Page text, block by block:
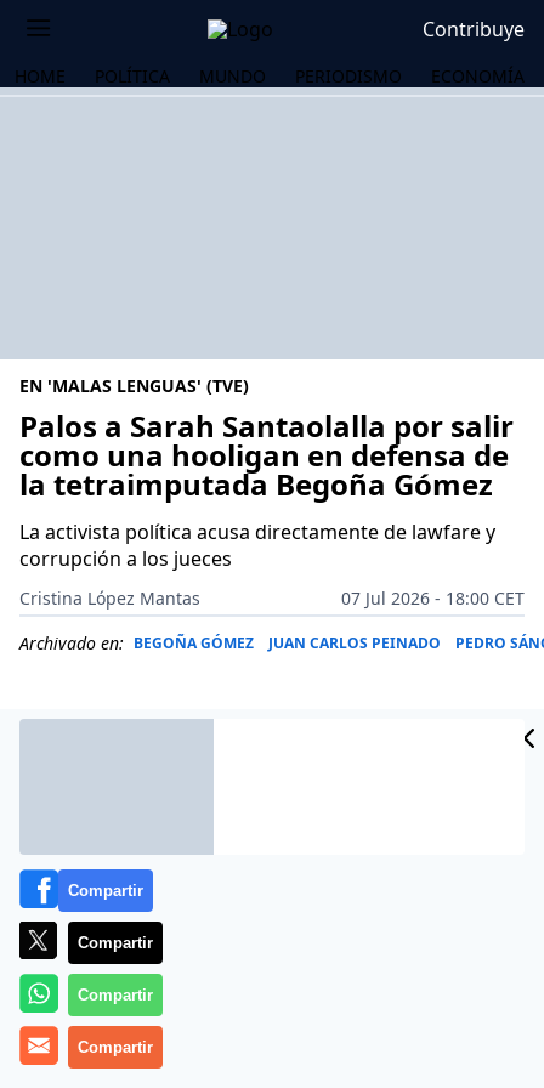
Contribuye
HOME POLÍTICA MUNDO PERIODISMO ECONOMÍA
EN 'MALAS LENGUAS' (TVE)
Palos a Sarah Santaolalla por salir
como una hooligan en defensa de
la tetraimputada Begoña Gómez
La activista política acusa directamente de lawfare y
corrupción a los jueces
Cristina López Mantas
07 Jul 2026 - 18:00 CET
Archivado en: BEGOÑA GÓMEZ JUAN CARLOS PEINADO PEDRO
Más información
Compartir
Compartir
Compartir
Compartir